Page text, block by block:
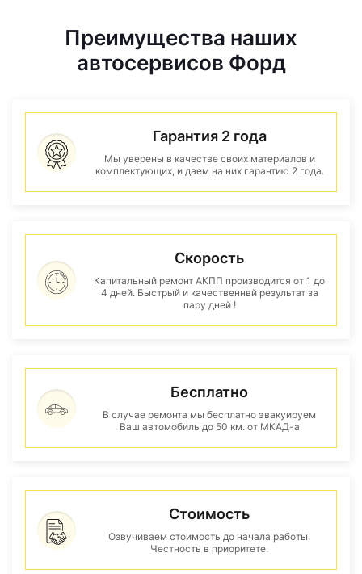
Преимущества наших
автосервисов Форд
Гарантия 2 года
Мы уверены в качестве своих материалов и
комплектующих, и даем на них гарантию 2 года.
Скорость
Капитальный ремонт АКПП производится от 1 до
4 дней. Быстрый и качественнвй результат за
пару дней !
Бесплатно
В случае ремонта мы бесплатно эвакуируем
Ваш автомобиль до 50 км. от МКАД-а
Стоимость
Озвучиваем стоимость до начала работы.
Честность в приоритете.